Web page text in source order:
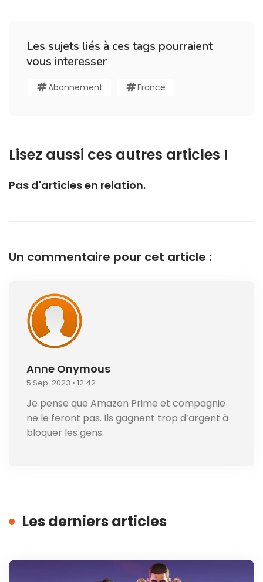
Les sujets liés à ces tags pourraient
vous interesser
Abonnement France
Lisez aussi ces autres articles !
Pas d'articles en relation.
Un commentaire pour cet article :
Anne Onymous
5 Sep. 2023 • 12:42
Je pense que Amazon Prime et compagnie
ne le feront pas. Ils gagnent trop d’argent à
bloquer les gens.
Les derniers articles